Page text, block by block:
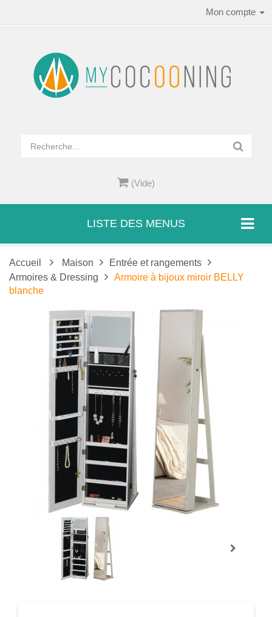
Mon compte
(Vide)
LISTE DES MENUS
Accueil Maison
Entrée et rangements
Armoires & Dressing
Armoire à bijoux miroir BELLY
blanche